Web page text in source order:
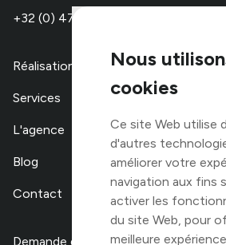
Nous
cookies
Ce site Web utilise
d'autres
améliorer votre
navigation aux fins
activer les
du site Web, pour
meilleure
+32 (0) 479 67 48 00
Réalisations
Services
L'agence
Blog
Contact
Demande de devis